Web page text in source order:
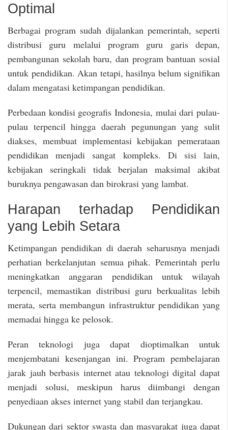
Optimal
Berbagai program sudah dijalankan pemerintah, seperti
distribusi guru melalui program guru garis depan,
pembangunan sekolah baru, dan program bantuan sosial
untuk pendidikan. Akan tetapi, hasilnya belum signifikan
dalam mengatasi ketimpangan pendidikan.
Perbedaan kondisi geografis Indonesia, mulai dari pulau-
pulau terpencil hingga daerah pegunungan yang sulit
diakses, membuat implementasi kebijakan pemerataan
pendidikan menjadi sangat kompleks. Di sisi lain,
kebijakan seringkali tidak berjalan maksimal akibat
buruknya pengawasan dan birokrasi yang lambat.
Harapan terhadap Pendidikan
yang Lebih Setara
Ketimpangan pendidikan di daerah seharusnya menjadi
perhatian berkelanjutan semua pihak. Pemerintah perlu
meningkatkan anggaran pendidikan untuk wilayah
terpencil, memastikan distribusi guru berkualitas lebih
merata, serta membangun infrastruktur pendidikan yang
memadai hingga ke pelosok.
Peran teknologi juga dapat dioptimalkan untuk
menjembatani kesenjangan ini. Program pembelajaran
jarak jauh berbasis internet atau teknologi digital dapat
menjadi solusi, meskipun harus diimbangi dengan
penyediaan akses internet yang stabil dan terjangkau.
Dukungan dari sektor swasta dan masyarakat juga dapat